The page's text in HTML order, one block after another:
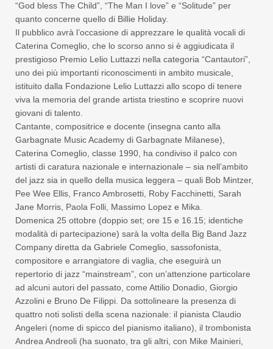
“God bless The Child”, “The Man I love” e “Solitude” per
quanto concerne quello di Billie Holiday.
Il pubblico avrà l’occasione di apprezzare le qualità vocali di
Caterina Comeglio, che lo scorso anno si è aggiudicata il
prestigioso Premio Lelio Luttazzi nella categoria “Cantautori”,
uno dei più importanti riconoscimenti in ambito musicale,
istituito dalla Fondazione Lelio Luttazzi allo scopo di tenere
viva la memoria del grande artista triestino e scoprire nuovi
giovani di talento.
Cantante, compositrice e docente (insegna canto alla
Garbagnate Music Academy di Garbagnate Milanese),
Caterina Comeglio, classe 1990, ha condiviso il palco con
artisti di caratura nazionale e internazionale – sia nell’ambito
del jazz sia in quello della musica leggera – quali Bob Mintzer,
Pee Wee Ellis, Franco Ambrosetti, Roby Facchinetti, Sarah
Jane Morris, Paola Folli, Massimo Lopez e Mika.
Domenica 25 ottobre (doppio set; ore 15 e 16.15; identiche
modalità di partecipazione) sarà la volta della Big Band Jazz
Company diretta da Gabriele Comeglio, sassofonista,
compositore e arrangiatore di vaglia, che eseguirà un
repertorio di jazz “mainstream”, con un’attenzione particolare
ad alcuni autori del passato, come Attilio Donadio, Giorgio
Azzolini e Bruno De Filippi. Da sottolineare la presenza di
quattro noti solisti della scena nazionale: il pianista Claudio
Angeleri (nome di spicco del pianismo italiano), il trombonista
Andrea Andreoli (ha suonato, tra gli altri, con Mike Mainieri,